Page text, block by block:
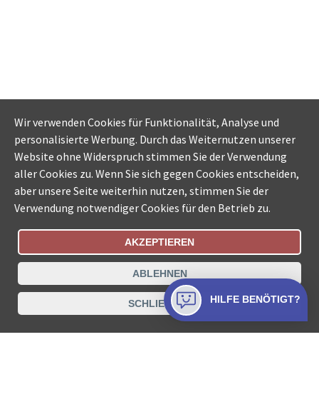
Bestellungsstatus Ämtersuche der Schweiz
Datenschutz Impressum Nutzungsbestimmungen
Kontakt
Wir verwenden Cookies für Funktionalität, Analyse und
personalisierte Werbung. Durch das Weiternutzen unserer
Website ohne Widerspruch stimmen Sie der Verwendung
aller Cookies zu. Wenn Sie sich gegen Cookies entscheiden,
aber unsere Seite weiterhin nutzen, stimmen Sie der
Verwendung notwendiger Cookies für den Betrieb zu.
AKZEPTIEREN
ABLEHNEN
SCHLIESSEN HILFE BENÖTIGT?